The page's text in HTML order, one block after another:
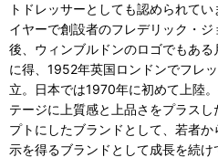
トドレッサーとしても認められて
イヤーで創設者のフレデリック・
後、ウィンブルドンのロゴでもあ
に得、1952年英国ロンドンでフレ
立。日本では1970年に初めて上陸
テージに上質感と上品さをプラス
プトにしたブランドとして、若者
示を得るブランドとして成長を続け